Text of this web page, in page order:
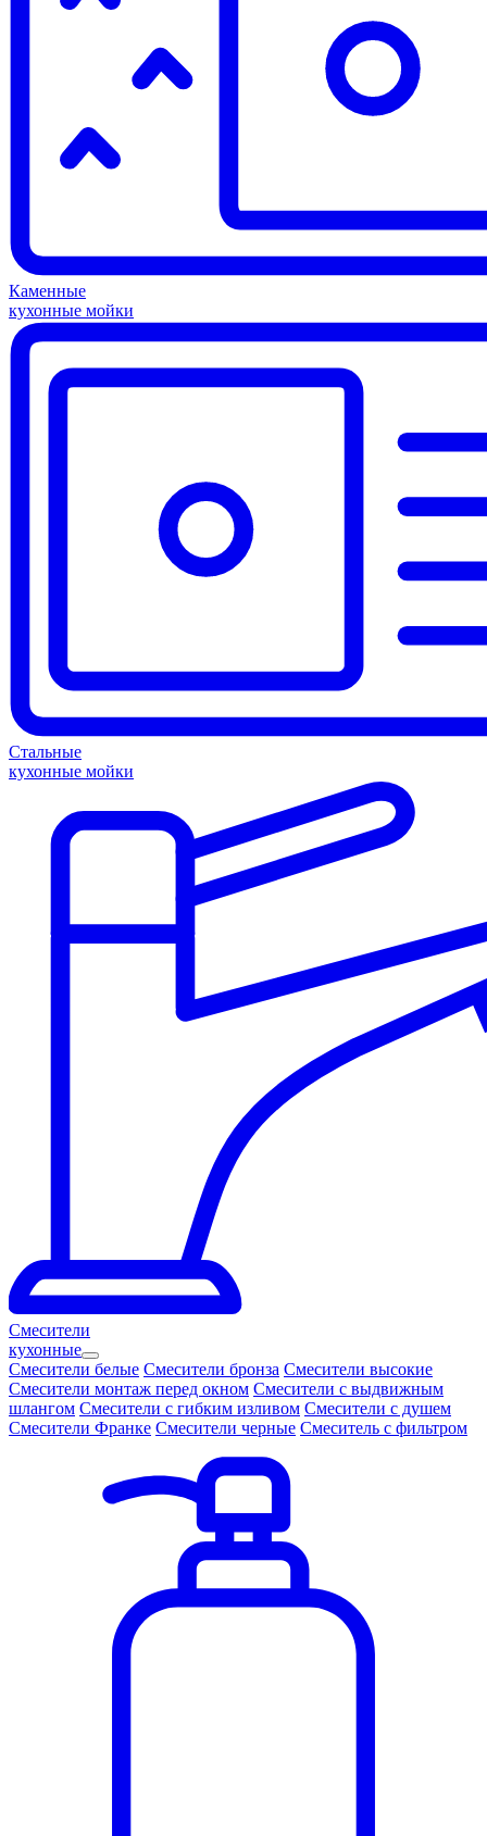
Каменные
кухонные мойки
Стальные
кухонные мойки
Смесители
кухонные
Смесители белые Смесители бронза Смесители высокие
Смесители монтаж перед окном Смесители с выдвижным
шлангом Смесители с гибким изливом Смесители с душем
Смесители Франке Смесители черные Смеситель с фильтром